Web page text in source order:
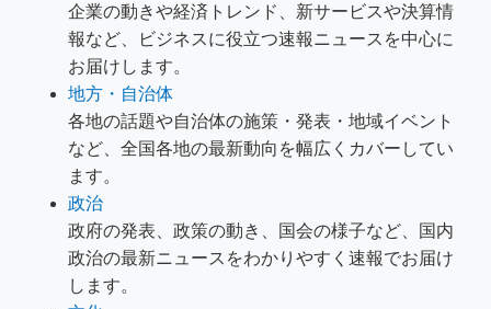
企業の動きや経済トレンド、新サービスや決算情
報など、ビジネスに役立つ速報ニュースを中心に
お届けします。
地方・自治体
各地の話題や自治体の施策・発表・地域イベント
など、全国各地の最新動向を幅広くカバーしてい
ます。
政治
政府の発表、政策の動き、国会の様子など、国内
政治の最新ニュースをわかりやすく速報でお届け
します。